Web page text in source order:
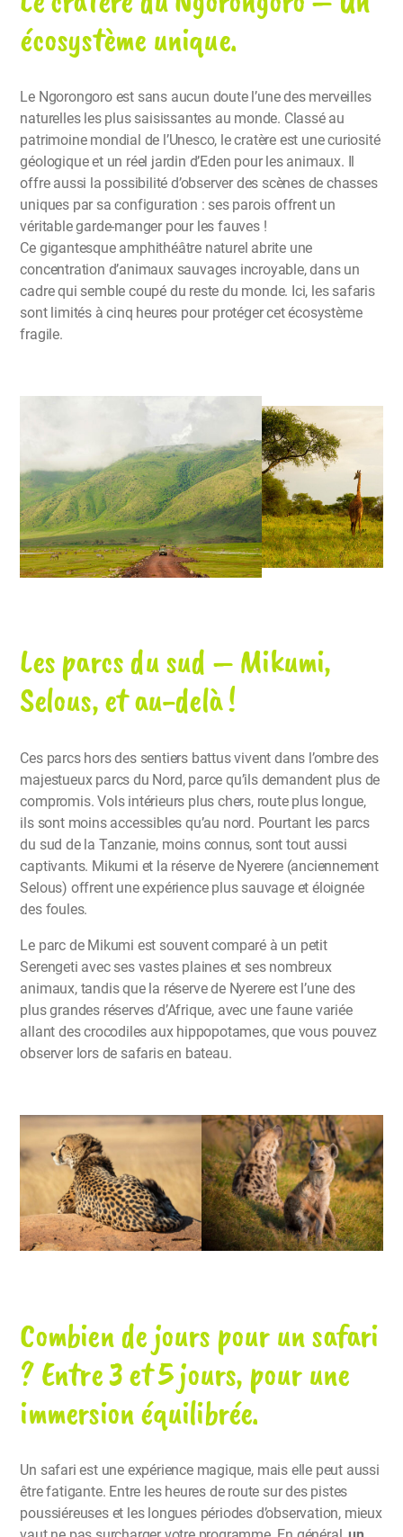
écosystème unique.
Le Ngorongoro est sans aucun doute l’une des merveilles
naturelles les plus saisissantes au monde. Classé au
patrimoine mondial de l’Unesco, le cratère est une curiosité
géologique et un réel jardin d’Eden pour les animaux. Il
offre aussi la possibilité d’observer des scènes de chasses
uniques par sa configuration : ses parois offrent un
véritable garde-manger pour les fauves !
Ce gigantesque amphithéâtre naturel abrite une
concentration d’animaux sauvages incroyable, dans un
cadre qui semble coupé du reste du monde. Ici, les safaris
sont limités à cinq heures pour protéger cet écosystème
fragile.
Les parcs du sud – Mikumi,
Selous, et au-delà !
Ces parcs hors des sentiers battus vivent dans l’ombre des
majestueux parcs du Nord, parce qu’ils demandent plus de
compromis. Vols intérieurs plus chers, route plus longue,
ils sont moins accessibles qu’au nord. Pourtant les parcs
du sud de la Tanzanie, moins connus, sont tout aussi
captivants. Mikumi et la réserve de Nyerere (anciennement
Selous) offrent une expérience plus sauvage et éloignée
des foules.
Le parc de Mikumi est souvent comparé à un petit
Serengeti avec ses vastes plaines et ses nombreux
animaux, tandis que la réserve de Nyerere est l’une des
plus grandes réserves d’Afrique, avec une faune variée
allant des crocodiles aux hippopotames, que vous pouvez
observer lors de safaris en bateau.
Combien de jours pour un safari
? Entre 3 et 5 jours, pour une
immersion équilibrée.
Un safari est une expérience magique, mais elle peut aussi
être fatigante. Entre les heures de route sur des pistes
poussiéreuses et les longues périodes d’observation, mieux